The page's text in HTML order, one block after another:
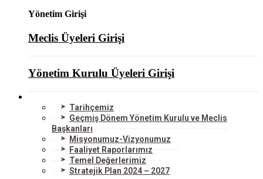
Yönetim Girişi
Meclis Üyeleri Girişi
Yönetim Kurulu Üyeleri Girişi
Tarihçemiz
Geçmiş Dönem Yönetim Kurulu ve Meclis
Başkanları
Misyonumuz-Vizyonumuz
Faaliyet Raporlarımız
Temel Değerlerimiz
Stratejik Plan 2024 – 2027